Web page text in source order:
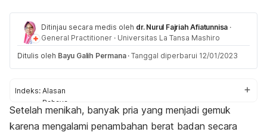
Ditinjau secara medis oleh dr. Nurul Fajriah Afiatunnisa ·
General Practitioner · Universitas La Tansa Mashiro
Ditulis oleh Bayu Galih Permana · Tanggal diperbarui 12/01/2023
Indeks: Alasan
Bahaya
Pencegahan
Setelah menikah, banyak pria yang menjadi gemuk
karena mengalami penambahan berat badan secara